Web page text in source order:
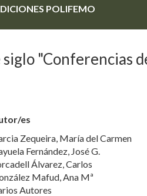
POLIFEMO
siglo "Conferencias
es
Zequeira, María del Carmen
Fernández, José G.
Álvarez, Carlos
Mafud, Ana Mª
Autores